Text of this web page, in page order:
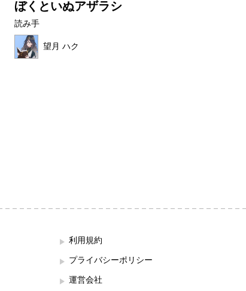
ぼくといぬアザラシ
読み手
望月 ハク
利用規約
プライバシーポリシー
運営会社